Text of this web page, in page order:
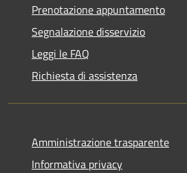
Prenotazione appuntamento
Segnalazione disservizio
Leggi le FAQ
Richiesta di assistenza
Amministrazione trasparente
Informativa privacy